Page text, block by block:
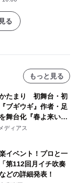
る
もっと見る
たまり 初舞台・初
ブギウギ』作者・足
舞台化『春よ来い、
ビジュアル解禁！
ディアス
イベント！プロと一
第112回月イチ吹奏
どの詳細発表！